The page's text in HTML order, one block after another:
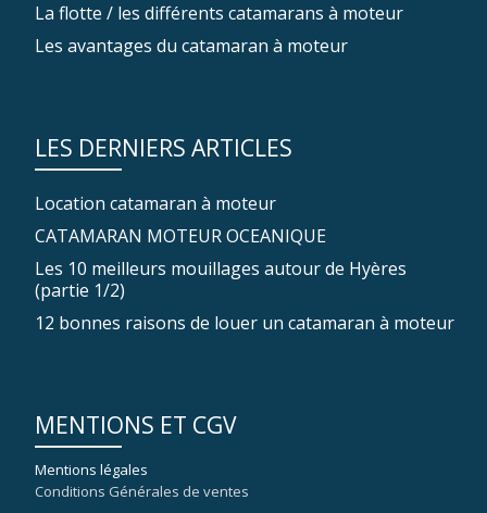
La flotte / les différents catamarans à moteur
Les avantages du catamaran à moteur
LES DERNIERS ARTICLES
Location catamaran à moteur
CATAMARAN MOTEUR OCEANIQUE
Les 10 meilleurs mouillages autour de Hyères
(partie 1/2)
12 bonnes raisons de louer un catamaran à moteur
MENTIONS ET CGV
Mentions légales
Conditions Générales de ventes